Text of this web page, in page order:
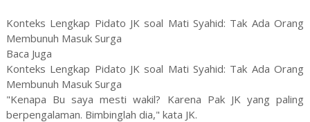
Konteks Lengkap Pidato JK soal Mati Syahid: Tak Ada Orang
Membunuh Masuk Surga
Baca Juga
Konteks Lengkap Pidato JK soal Mati Syahid: Tak Ada Orang
Membunuh Masuk Surga
"Kenapa Bu saya mesti wakil? Karena Pak JK yang paling
berpengalaman. Bimbinglah dia," kata JK.